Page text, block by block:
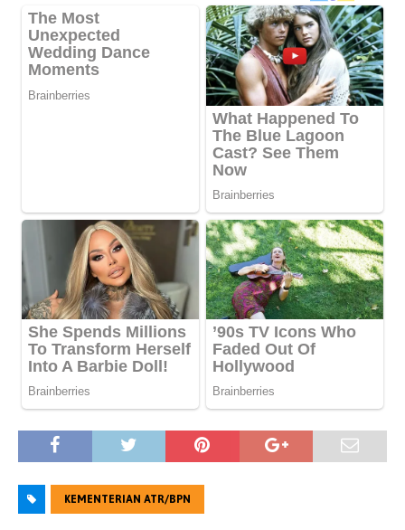
KEMENTERIAN ATR/BPN